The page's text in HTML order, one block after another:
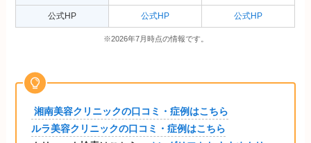
公式HP 公式HP 公式HP
※2026年7月時点の情報です。
湘南美容クリニックの口コミ・症例はこちら
ルラ美容クリニックの口コミ・症例はこちら